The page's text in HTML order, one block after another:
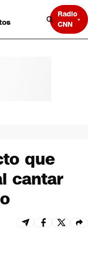
Radio
CNN
que
cantar